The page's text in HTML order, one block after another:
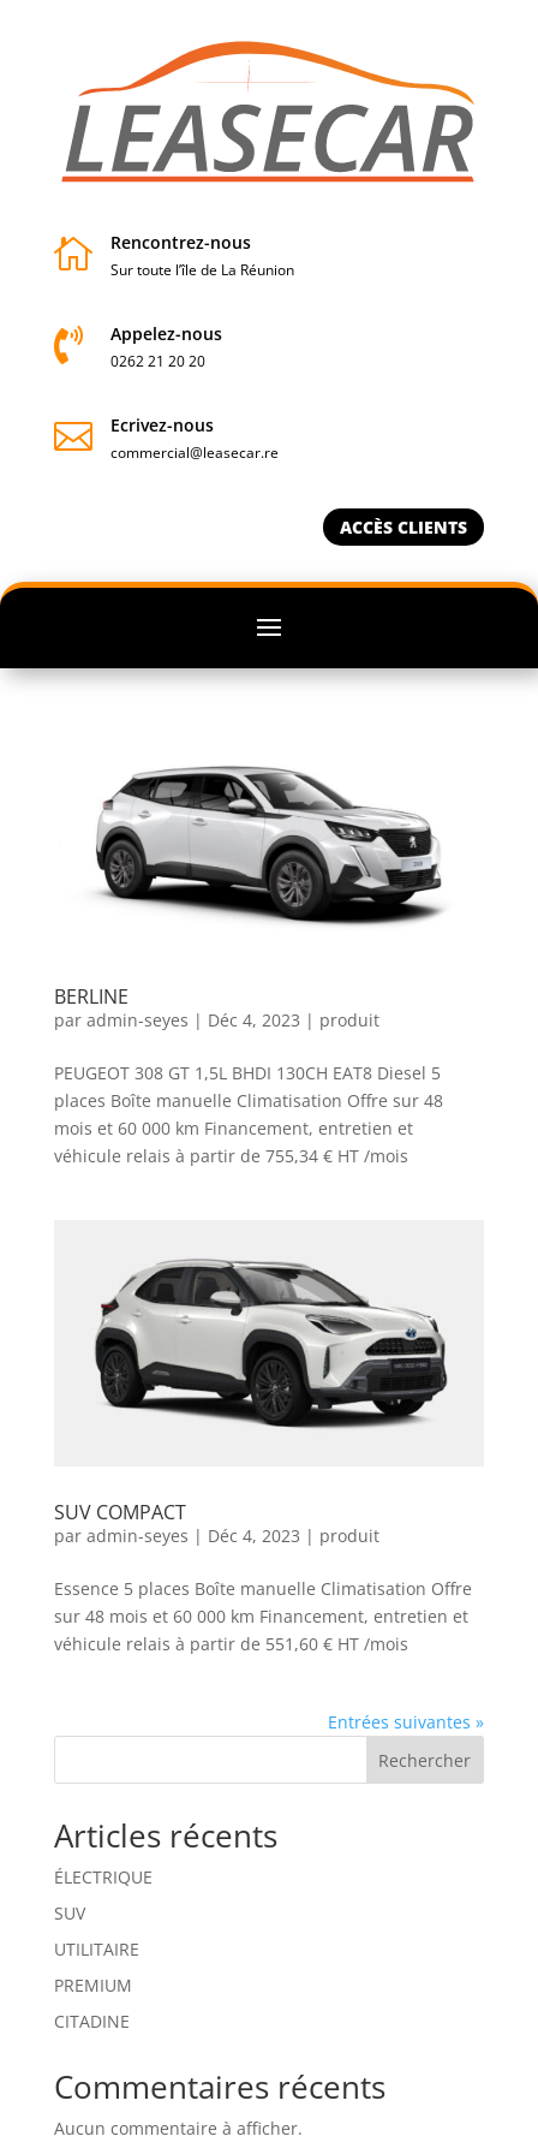
 Rencontrez-nous
Sur toute l’île de La Réunion
 Appelez-nous
0262 21 20 20
 Ecrivez-nous
commercial@leasecar.re
ACCÈS CLIENTS
BERLINE
par admin-seyes | Déc 4, 2023 | produit
PEUGEOT 308 GT 1,5L BHDI 130CH EAT8 Diesel 5
places Boîte manuelle Climatisation Offre sur 48
mois et 60 000 km Financement, entretien et
véhicule relais à partir de 755,34 € HT /mois
SUV COMPACT
par admin-seyes | Déc 4, 2023 | produit
Essence 5 places Boîte manuelle Climatisation Offre
sur 48 mois et 60 000 km Financement, entretien et
véhicule relais à partir de 551,60 € HT /mois
Entrées suivantes »
Rechercher
Articles récents
ÉLECTRIQUE
SUV
UTILITAIRE
PREMIUM
CITADINE
Commentaires récents
Aucun commentaire à afficher.